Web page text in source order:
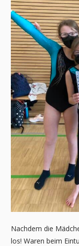
Nachdem die
los! Waren beim